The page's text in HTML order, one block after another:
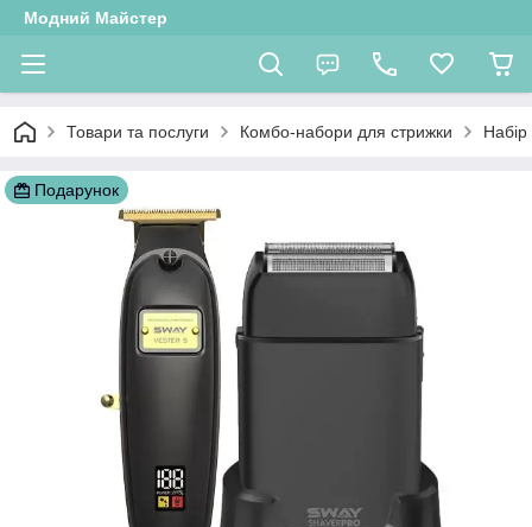
Модний Майстер
Товари та послуги Комбо-набори для стрижки
Подарунок